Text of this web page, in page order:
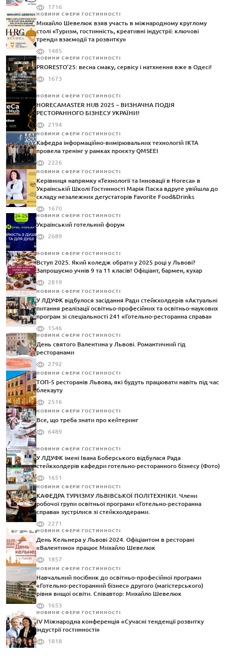
1716
НОВИНИ СФЕРИ ГОСТИННОСТІ
Михайло Шевелюк взяв участь в міжнародному круглому
столі «Туризм, гостинність, креативні індустрії: ключові
тренди взаємодії та розвитку»
1485
НОВИНИ СФЕРИ ГОСТИННОСТІ
PRORESTO’25: весна смаку, сервісу і натхнення вже в Одесі!
1673
НОВИНИ СФЕРИ ГОСТИННОСТІ
HORECAMASTER HUB 2025 – ВИЗНАЧНА ПОДІЯ
РЕСТОРАННОГО БІЗНЕСУ УКРАЇНИ!
2194
НОВИНИ СФЕРИ ГОСТИННОСТІ
Кафедра інформаційно-вимірювальних технологій ІКТА
провела тренінг у рамках проєкту QMSEEI
2226
НОВИНИ СФЕРИ ГОСТИННОСТІ
Керівниця напрямку «Технології та Інновації в Horeca» в
Українській Школі Гостинності Марія Паска вдруге увійшла до
складу незалежних дегустаторів Favorite Food&Drinks
1670
НОВИНИ СФЕРИ ГОСТИННОСТІ
Український готельний форум
2689
НОВИНИ СФЕРИ ГОСТИННОСТІ
Вступ 2025. Який коледж обрати у 2025 році у Львові?
Запрошуємо учнів 9 та 11 класів! Офіціант, бармен, кухар
2819
НОВИНИ СФЕРИ ГОСТИННОСТІ
У ЛДУФК відбулося засідання Ради стейкхолдерів «Актуальні
питання реалізації освітньо-професійних та освітньо-наукових
програм зі спеціальності 241 «Готельно-ресторанна справа»
1546
НОВИНИ СФЕРИ ГОСТИННОСТІ
День святого Валентина у Львові. Романтичний гід
ресторанами
2792
НОВИНИ СФЕРИ ГОСТИННОСТІ
ТОП-5 ресторанів Львова, які будуть працювати навіть під час
блекауту
2516
НОВИНИ СФЕРИ ГОСТИННОСТІ
Все, що треба знати про кейтеринг
6489
НОВИНИ СФЕРИ ГОСТИННОСТІ
У ЛДУФК імені Івана Боберського відбулася Рада
стейкхолдерів кафедри готельно-ресторанного бізнесу (Фото)
1651
НОВИНИ СФЕРИ ГОСТИННОСТІ
КАФЕДРА ТУРИЗМУ ЛЬВІВСЬКОЇ ПОЛІТЕХНІКИ. Члени
робочої групи освітньої програми «Готельно-ресторанна
справа» зустрілися зі стейкхолдерами.
2271
НОВИНИ СФЕРИ ГОСТИННОСТІ
День Кельнера у Львові 2024. Офіціантом в ресторані
«Валентино» працює Михайло Шевелюк
1857
НОВИНИ СФЕРИ ГОСТИННОСТІ
Навчальний посібник до освітньо-професійної програми
«Готельно-ресторанний бізнес» другого (магістерського)
рівня вищої освіти. Співавтор: Михайло Шевелюк
1653
НОВИНИ СФЕРИ ГОСТИННОСТІ
IV Міжнародна конференція «Сучасні тенденції розвитку
індустрії гостинності»
1818